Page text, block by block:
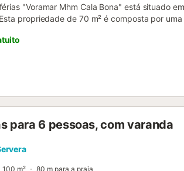
"Voramar Mhm Cala Bona" está situado
propriedade de 70 m² é composta por
no local incluem acesso Wi-Fi, uma
dispõe de um terraço privado onde
mar. As famílias com crianças são bem-
para 6 pessoas, com varanda
100 m² 80 m para a praia